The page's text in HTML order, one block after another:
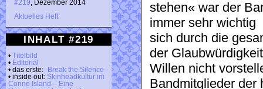
#219 , Dezember 2014
Aktuelles Heft
INHALT #219
• Titelbild
• Editorial
• das erste: -Break the Silence-
• inside out: Skinheadkultur im
Conne Island – Eine
stehen« war der
immer sehr wichtig
sich durch die
der
Willen nicht
Bandmitglieder der